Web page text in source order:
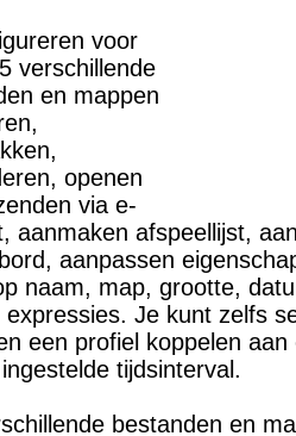
voor
verschillende
en mappen
openen
via e-
aanmaken afspeellijst,
aanpassen
naam, map, grootte,
Je kunt zelfs
een profiel koppelen
tijdsinterval.
bestanden en